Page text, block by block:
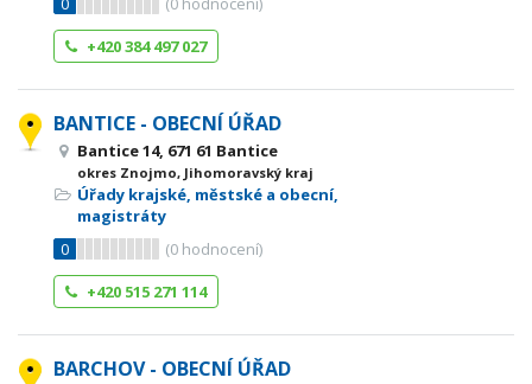
+420 384 497 027
BANTICE - OBECNÍ ÚŘAD
Bantice 14, 671 61 Bantice
okres Znojmo, Jihomoravský kraj
Úřady krajské, městské a obecní,
magistráty
0
(0 hodnocení)
+420 515 271 114
BARCHOV - OBECNÍ ÚŘAD